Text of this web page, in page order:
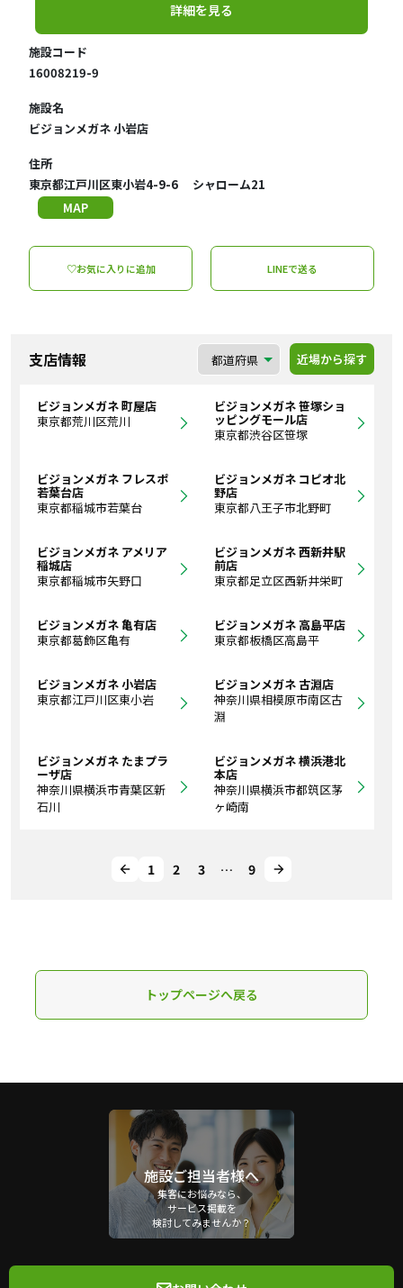
詳細を見る
施設コード
16008219-9
施設名
ビジョンメガネ 小岩店
住所
東京都江戸川区東小岩4-9-6 シャローム21
MAP
♡お気に入りに追加 LINEで送る
支店情報 近場から探す
ビジョンメガネ 町屋店
東京都荒川区荒川
ビジョンメガネ 笹塚ショ
ッピングモール店
東京都渋谷区笹塚
ビジョンメガネ フレスポ
若葉台店
東京都稲城市若葉台
ビジョンメガネ コピオ北
野店
東京都八王子市北野町
ビジョンメガネ アメリア
稲城店
東京都稲城市矢野口
ビジョンメガネ 西新井駅
前店
東京都足立区西新井栄町
ビジョンメガネ 亀有店
東京都葛飾区亀有
ビジョンメガネ 高島平店
東京都板橋区高島平
ビジョンメガネ 小岩店
東京都江戸川区東小岩
ビジョンメガネ 古淵店
神奈川県相模原市南区古
淵
ビジョンメガネ たまプラ
ーザ店
神奈川県横浜市青葉区新
石川
ビジョンメガネ 横浜港北
本店
神奈川県横浜市都筑区茅
ヶ崎南
1 2 3 … 9
トップページへ戻る
施設ご担当者様へ
集客にお悩みなら、
サービス掲載を
検討してみませんか？